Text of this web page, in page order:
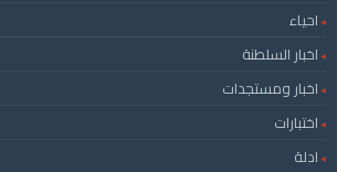
احياء
اخبار السلطنة
اخبار ومستجدات
اختبارات
ادلة